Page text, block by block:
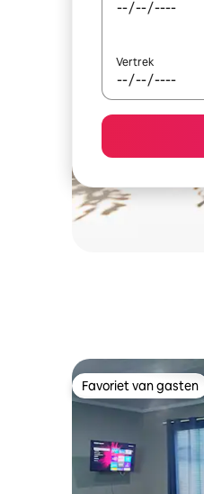
Vertrek
Favoriet van gasten
Favoriet van gasten